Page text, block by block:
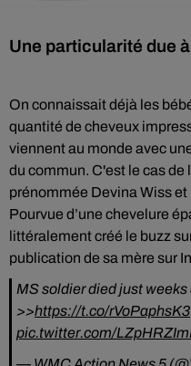
Une particularité due
On connaissait déjà les
quantité de cheveux
viennent au monde avec
du commun. C'est le cas de
prénommée Devina Wiss
Pourvue d’une chevelure
littéralement créé le buzz
publication de sa mère sur
MS soldier died just
>>https://t.co/rVoPaphsK3
pic.twitter.com/